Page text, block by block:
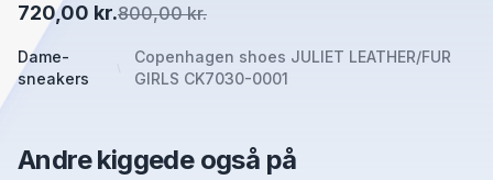
Dame-
sneakers
Copenhagen shoes JULIET LEATHER/FUR
GIRLS CK7030-0001
720,00 kr.800,00 kr.
Andre kiggede også på